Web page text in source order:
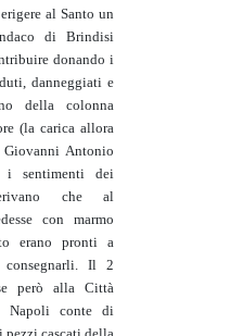
al Santo un
di Brindisi
donando i
danneggiati e
della colonna
(la carica allora
Antonio
i sentimenti dei
che al
con marmo
erano pronti a
Il 2
però alla Città
Napoli conte di